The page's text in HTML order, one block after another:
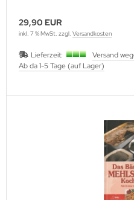
29,90 EUR
inkl. 7 % MwSt. zzgl. Versandkosten
Lieferzeit:
Versand
Ab da 1-5 Tage (auf Lager)